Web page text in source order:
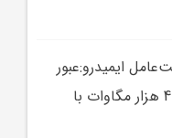
ايميدرو:عبور
ظرفيت برق صنايع معدني كشور از 4 هزار مگاوات با